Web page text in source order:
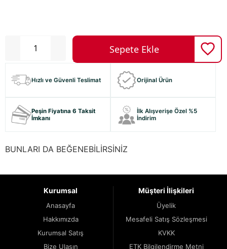
Hızlı ve Güvenli Teslimat Orijinal Ürün
Peşin Fiyatına 6 Taksit
İmkanı
İlk Alışverişe Özel %5
İndirim
BUNLARI DA BEĞENEBİLİRSİNİZ
Kurumsal
Anasayfa
Hakkımızda
Kurumsal Satış
Bize Ulaşın
Müşteri İlişkileri
Üyelik
Mesafeli Satış Sözleşmesi
KVKK
ETK Bilgilendirme Metni